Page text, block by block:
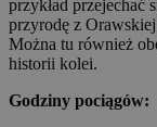
przykład przejechać
przyrodę z
Można tu również
historii kolei.
Godziny pociągów: